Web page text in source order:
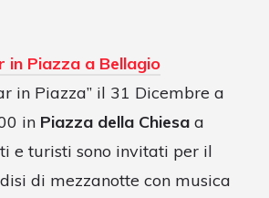
in Piazza a Bellagio
in Piazza” il 31 Dicembre a
in Piazza della Chiesa a
e turisti sono invitati per il
di mezzanotte con musica